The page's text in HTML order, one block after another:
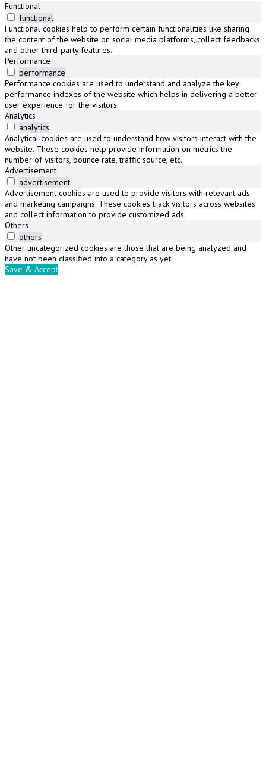
Functional
functional
Functional cookies help to perform certain functionalities like sharing
the content of the website on social media platforms, collect feedbacks,
and other third-party features.
Performance
performance
Performance cookies are used to understand and analyze the key
performance indexes of the website which helps in delivering a better
user experience for the visitors.
Analytics
analytics
Analytical cookies are used to understand how visitors interact with the
website. These cookies help provide information on metrics the
number of visitors, bounce rate, traffic source, etc.
Advertisement
advertisement
Advertisement cookies are used to provide visitors with relevant ads
and marketing campaigns. These cookies track visitors across websites
and collect information to provide customized ads.
Others
others
Other uncategorized cookies are those that are being analyzed and
have not been classified into a category as yet.
Save & Accept